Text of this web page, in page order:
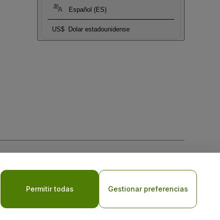
Español (ES)
US$ Dolar estadounidense
laPolítica de Privacidad para Móviles
Permitir todas Gestionar preferencias